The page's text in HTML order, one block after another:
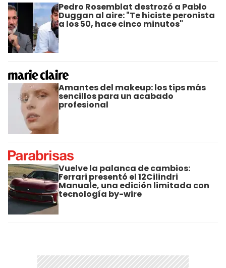
Pedro Rosemblat destrozó a Pablo
Duggan al aire: "Te hiciste peronista
a los 50, hace cinco minutos"
Amantes del makeup: los tips más
sencillos para un acabado
profesional
Vuelve la palanca de cambios:
Ferrari presentó el 12Cilindri
Manuale, una edición limitada con
tecnología by-wire